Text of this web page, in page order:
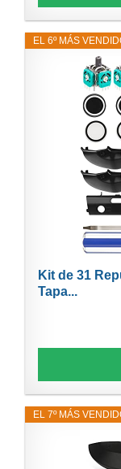
EL 6º MÁS
Kit de 31
Tapa...
EL 7º MÁS